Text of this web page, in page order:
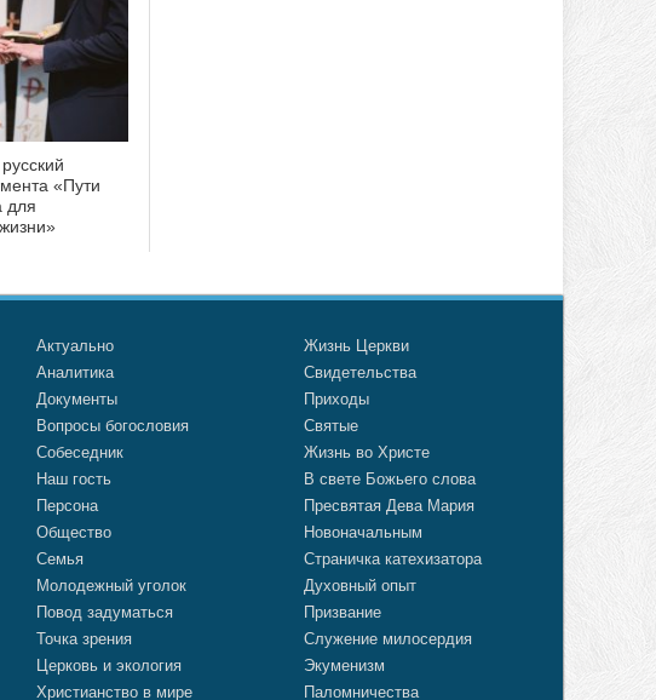
«Пути
для
Актуально
Аналитика
Документы
Вопросы богословия
Собеседник
Наш гость
Персона
Общество
Семья
Молодежный уголок
Повод задуматься
Точка зрения
Церковь и экология
Христианство в мире
Жизнь Церкви
Свидетельства
Приходы
Святые
Жизнь во Христе
В свете Божьего слова
Пресвятая Дева Мария
Новоначальным
Страничка катехизатора
Духовный опыт
Призвание
Служение милосердия
Экуменизм
Паломничества